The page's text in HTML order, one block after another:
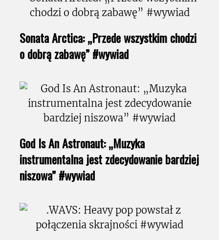
Sonata Arctica: „Przede wszystkim chodzi
o dobrą zabawę” #wywiad
God Is An Astronaut: „Muzyka
instrumentalna jest zdecydowanie bardziej
niszowa” #wywiad